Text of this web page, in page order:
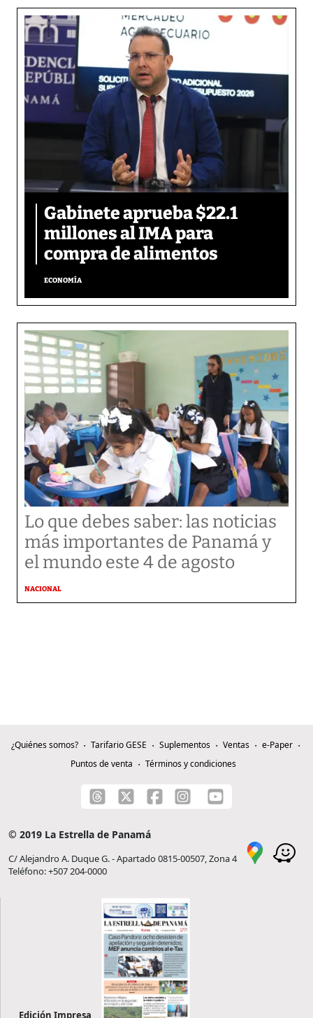
Gabinete aprueba $22.1
millones al IMA para
compra de alimentos
ECONOMÍA
Lo que debes saber: las noticias
más importantes de Panamá y
el mundo este 4 de agosto
NACIONAL
¿Quiénes somos? Tarifario GESE Suplementos Ventas
e-Paper
Puntos de venta
Términos y condiciones
© 2019 La Estrella de Panamá
C/ Alejandro A. Duque G. - Apartado 0815-00507, Zona 4
Teléfono: +507 204-0000
Edición Impresa